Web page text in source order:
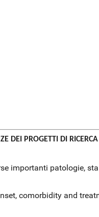
DEI PROGETTI DI
importanti patologie,
comorbidity and